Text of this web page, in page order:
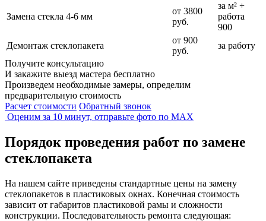
Замена стекла 4-6 мм
от 3800
руб.
за м² +
работа
900
Демонтаж стеклопакета
от 900
руб.
за работу
Получите консультацию
И закажите выезд мастера бесплатно
Произведем необходимые замеры, определим
предварительную стоимость
Расчет стоимости Обратный звонок
Оценим за 10 минут, отправьте фото по MAX
Порядок проведения работ по замене
стеклопакета
На нашем сайте приведены стандартные цены на замену
стеклопакетов в пластиковых окнах. Конечная стоимость
зависит от габаритов пластиковой рамы и сложности
конструкции. Последовательность ремонта следующая: